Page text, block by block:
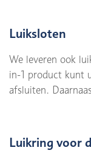
Luiksloten
We leveren ook
in-1 product kunt
afsluiten.
Luikring voor